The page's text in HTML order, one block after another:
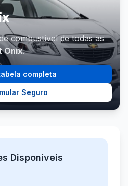
combustível de todas as
Onix.
completa
Seguro
Disponíveis